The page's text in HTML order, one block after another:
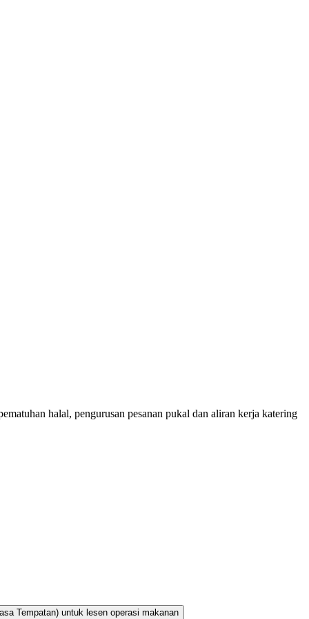
halal, pengurusan pesanan pukal dan aliran kerja katering
Tempatan) untuk lesen operasi makanan